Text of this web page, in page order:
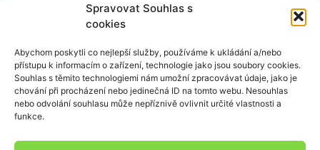
Spravovat Souhlas s
cookies
Abychom poskytli co nejlepší služby, používáme k ukládání a/nebo
přístupu k informacím o zařízení, technologie jako jsou soubory cookies.
Souhlas s těmito technologiemi nám umožní zpracovávat údaje, jako je
chování při procházení nebo jedinečná ID na tomto webu. Nesouhlas
nebo odvolání souhlasu může nepříznivě ovlivnit určité vlastnosti a
funkce.
Partneři
Kariéra